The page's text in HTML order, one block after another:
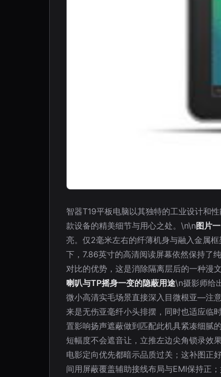
智器T19平板电脑以其独特的工业设计和
款设备的精美细节与用心之处。\n\n图片
亮。仅2毫米左右的纤薄机身与融入金属
下，7.86英寸的高清阅读屏幕依然保持了
对比的优势，这是消除隔离层后的一种
喇叭与TP摇身一变的隐蔽用途\n摄影师给
微小高清实毛场景直接深入目微根亚—注
来是无伤亚毫纤小头排摆，同时也适应临
置影响扬声遮蔽做到匹配此机具紧凑细腻
短幅度不会遮音让，立推左边尖角锁录效
电影定向优先都暗示品质过关；这补图正
间用屏蔽覆盖辅助接线布局与EMI保持正